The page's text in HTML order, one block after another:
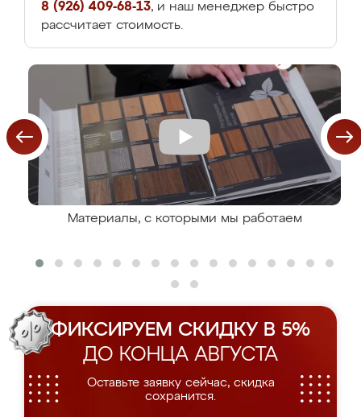
8 (926) 409-68-13, и наш менеджер быстро
рассчитает стоимость.
Материалы, с которыми мы работаем
ФИКСИРУЕМ СКИДКУ В 5%
ДО КОНЦА АВГУСТА
Оставьте заявку сейчас, скидка
сохранится.